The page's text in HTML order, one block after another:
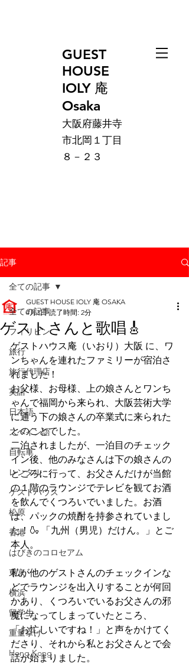
GUEST
HOUSE
IOLY 庵
Osaka
大阪府藤井寺
市北岡１丁目
８－２３
記事
全ての記事
フィリピン
旅行
旅行代理店
英語
日本語
スペイン語
自転車
レンタル
ゲストハウス
松原
香港
はびきのコロセアム
東京
横浜
留学生
重量挙げ
Hong Kong
全ての記事
ゲストさんと歌唱🎸
GUEST HOUSE IOLY 庵 OSAKA
4月3日 読了時間: 2分
ゲストハウス庵（いおり）大阪 に、ワ
ンちゃんを連れたファミリーが宿泊さ
れました！
お父様、お母様、上の娘さんとワンち
ゃんで福岡から来られ、大阪芸術大学
に通う下の娘さんの卒業式に来られた
とのことでした。
二泊されましたが、一泊目のチェック
イン後、他のみなさんは下の娘さんの
ところに行って、お父さんだけが当館
の１階のラウンジでテレビを観てお酒
を飲んでくつろいでいました。お酒
は、パックの焼酎を持参されていまし
た！🍶 「九州（男児）だけん。」とご
本人。
私が他のゲストさんのチェックインな
どでラウンジを出入りすることが何回
かあり、くつろいでいるお父さんの邪
魔になってしまっていたところ、
「お忙しいですね！」と声をかけてく
ださり、それから私とお父さんとで会
話が始まりました。